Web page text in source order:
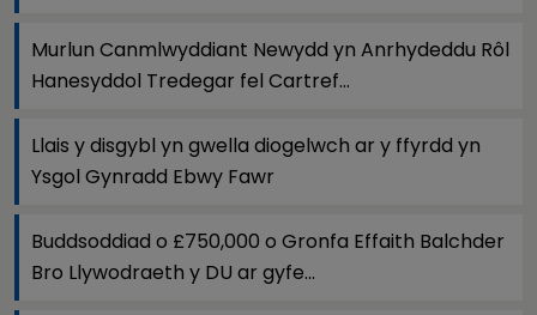
Murlun Canmlwyddiant Newydd yn Anrhydeddu Rôl
Hanesyddol Tredegar fel Cartref...
Llais y disgybl yn gwella diogelwch ar y ffyrdd yn
Ysgol Gynradd Ebwy Fawr
Buddsoddiad o £750,000 o Gronfa Effaith Balchder
Bro Llywodraeth y DU ar gyfe...